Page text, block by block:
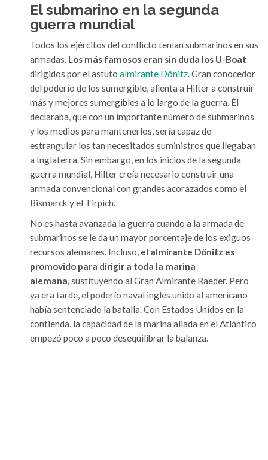
El submarino en la segunda
guerra mundial
Todos los ejércitos del conflicto tenían submarinos en sus
armadas. Los más famosos eran sin duda los U-Boat
dirigidos por el astuto almirante Dönitz. Gran conocedor
del poderío de los sumergible, alienta a Hilter a construir
más y mejores sumergibles a lo largo de la guerra. Él
declaraba, que con un importante número de submarinos
y los medios para mantenerlos, sería capaz de
estrangular los tan necesitados suministros que llegaban
a Inglaterra. Sin embargo, en los inicios de la segunda
guerra mundial, Hilter creía necesario construir una
armada convencional con grandes acorazados como el
Bismarck y el Tirpich.
No es hasta avanzada la guerra cuando a la armada de
submarinos se le da un mayor porcentaje de los exiguos
recursos alemanes. Incluso, el almirante Dönitz es
promovido para dirigir a toda la marina
alemana,sustituyendo al Gran Almirante Raeder. Pero
ya era tarde, el poderío naval ingles unido al americano
había sentenciado la batalla. Con Estados Unidos en la
contienda, la capacidad de la marina aliada en el Atlántico
empezó poco a poco desequilibrar la balanza.